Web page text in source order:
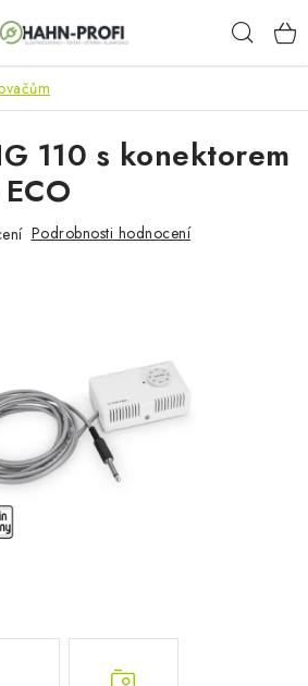
Reklamace
110 s konektorem
Podrobnosti hodnocení